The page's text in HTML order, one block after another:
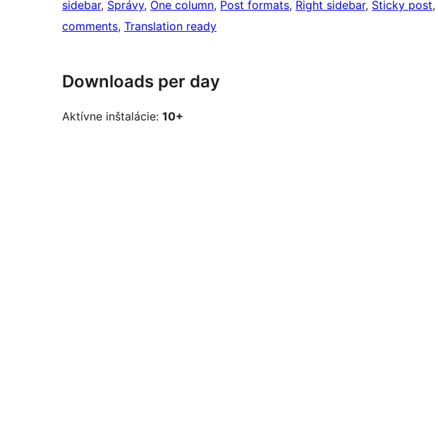
sidebar, Správy, One column, Post formats, Right sidebar, Sticky post,
comments, Translation ready
Downloads per day
Aktívne inštalácie: 10+